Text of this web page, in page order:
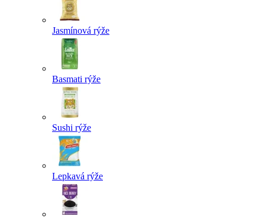
Jasmínová rýže
Basmati rýže
Sushi rýže
Lepkavá rýže